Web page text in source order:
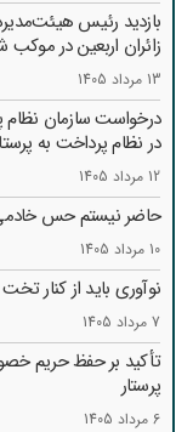
بازدید رئیس
زائران اربعین در
13 مرداد 1405
درخواست سازمان نظام
در نظام پرداخت به
12 مرداد 1405
حاضر نیستم حس
10 مرداد 1405
نوآوری باید از کنار تخت
7 مرداد 1405
تأکید بر حفظ حریم
پرستار
6 مرداد 1405